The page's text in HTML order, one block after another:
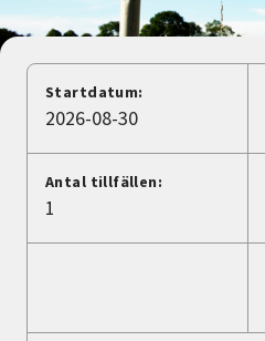
Nyheter
Avdelningar
Lyssna
Startdatum:
2026-08-30
Antal tillfällen:
1